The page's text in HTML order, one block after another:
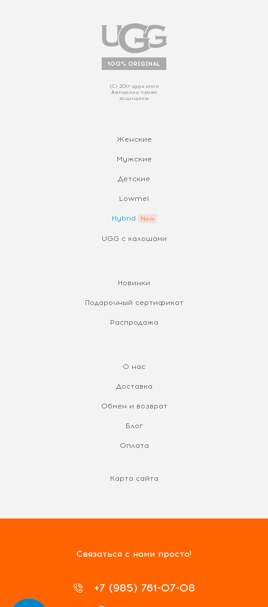
100% ORIGINAL
(С) 2017 uggs.store
Авторские права
защищены
Женские
Мужские
Детские
Lowmel
Hybrid
UGG с калошами
Новинки
Подарочный сертификат
Распродажа
О нас
Доставка
Обмен и возврат
Блог
Оплата
Карта сайта
Связаться с нами просто!
+7 (985) 761-07-08